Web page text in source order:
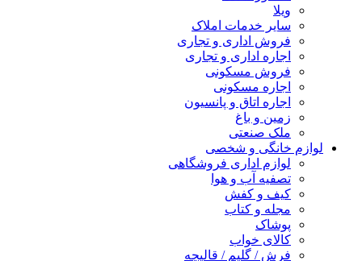
ویلا
سایر خدمات املاک
فروش اداری و تجاری
اجاره اداری و تجاری
فروش مسکونی
اجاره مسکونی
اجاره اتاق و پانسیون
زمین و باغ
ملک صنعتی
لوازم خانگی و شخصی
لوازم اداری فروشگاهی
تصفیه آب و هوا
کیف و کفش
مجله و کتاب
پوشاک
کالای خواب
فرش / گلیم / قالیچه